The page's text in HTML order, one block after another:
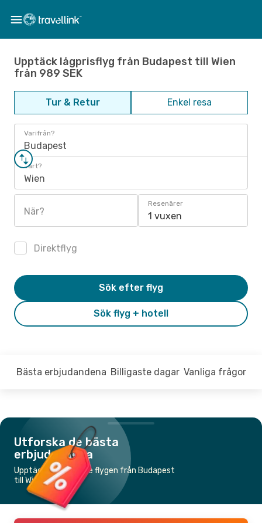
Upptäck lågprisflyg från Budapest till Wien
från 989 SEK
Tur & Retur Enkel resa
Varifrån?
Budapest
Vart?
Wien
När?
Resenärer
1 vuxen
Direktflyg
Sök flyg + hotell
Sök efter flyg
Bästa erbjudandena Billigaste dagar Vanliga frågor
Utforska de bästa
erbjudandena
Upptäck de billigaste flygen från Budapest
till Wien